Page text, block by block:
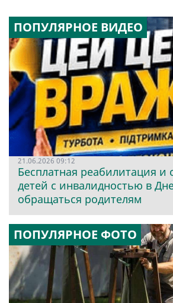
ПОПУЛЯРНОЕ ВИДЕО
21.06.2026 09:12
Бесплатная реабилитация и
детей с инвалидностью в
обращаться родителям
ПОПУЛЯРНОЕ ФОТО